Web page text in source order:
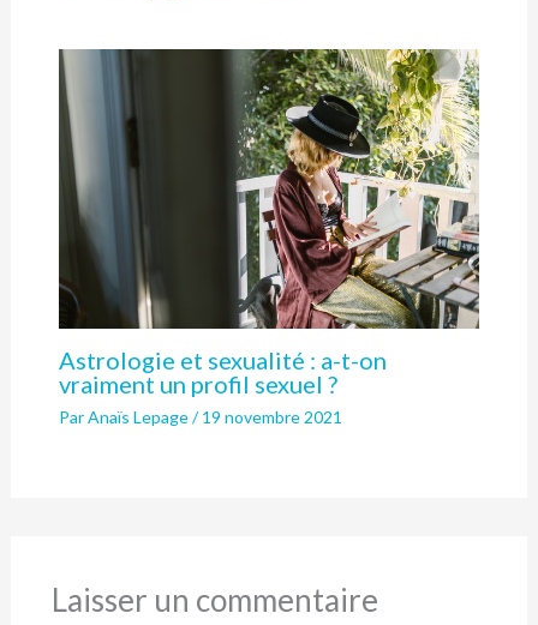
Astrologie et sexualité : a-t-on
vraiment un profil sexuel ?
ParAnaïs Lepage/19 novembre 2021
Laisser un commentaire